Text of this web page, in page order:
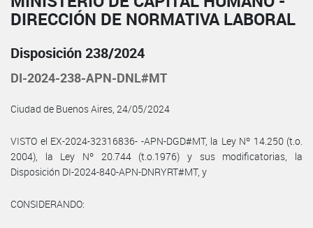
DIRECCIÓN DE NORMATIVA LABORAL
Disposición 238/2024
DI-2024-238-APN-DNL#MT
Ciudad de Buenos Aires, 24/05/2024
VISTO el EX-2024-32316836- -APN-DGD#MT, la Ley Nº 14.250 (t.o.
2004), la Ley Nº 20.744 (t.o.1976) y sus modificatorias, la
Disposición DI-2024-840-APN-DNRYRT#MT, y
CONSIDERANDO: